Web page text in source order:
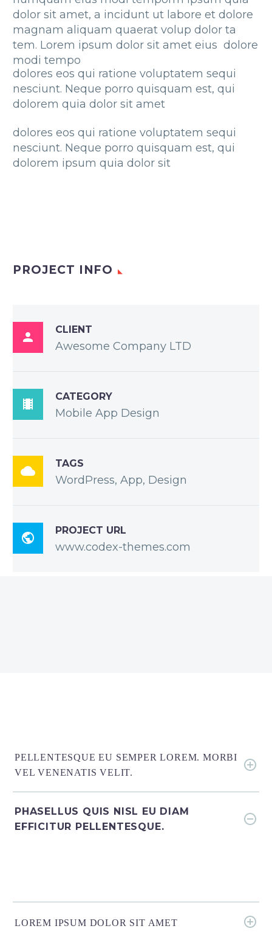
dolor sit amet, a incidunt ut labore et dolore
magnam aliquam quaerat volup dolor ta
tem. Lorem ipsum dolor sit amet eius dolore
modi tempo
dolores eos qui ratione voluptatem sequi
nesciunt. Neque porro quisquam est, qui
dolorem quia dolor sit amet
dolores eos qui ratione voluptatem sequi
nesciunt. Neque porro quisquam est, qui
dolorem ipsum quia dolor sit
PROJECT INFO

CLIENT
Awesome Company LTD

CATEGORY
Mobile App Design

TAGS
WordPress, App, Design

PROJECT URL
www.codex-themes.com
PELLENTESQUE EU SEMPER LOREM. MORBI
VEL VENENATIS VELIT.
PHASELLUS QUIS NISL EU DIAM
EFFICITUR PELLENTESQUE.
LOREM IPSUM DOLOR SIT AMET